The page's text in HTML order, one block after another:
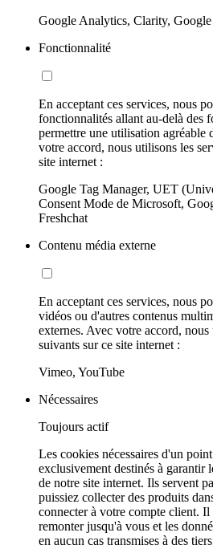
Google Analytics, Clarity,
Fonctionnalité
En acceptant ces services, nous
fonctionnalités allant au-delà des
permettre une utilisation agréable
votre accord, nous utilisons les
site internet :
Google Tag Manager, UET
Consent Mode de Microsoft,
Freshchat
Contenu média externe
En acceptant ces services, nous
vidéos ou d'autres contenus
externes. Avec votre accord,
suivants sur ce site internet :
Vimeo, YouTube
Nécessaires
Toujours actif
Les cookies nécessaires d'un
exclusivement destinés à garantir
de notre site internet. Ils servent
puissiez collecter des produits
connecter à votre compte client. Il
remonter jusqu'à vous et les
en aucun cas transmises à des